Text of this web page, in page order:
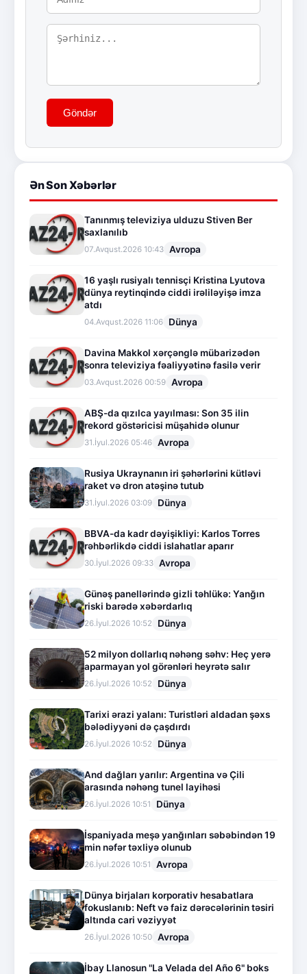
Göndər
Ən Son Xəbərlər
Tanınmış televiziya ulduzu Stiven Ber
saxlanılıb
07.Avqust.2026 10:43 Avropa
16 yaşlı rusiyalı tennisçi Kristina Lyutova
dünya reytinqində ciddi irəliləyişə imza
atdı
04.Avqust.2026 11:06 Dünya
Davina Makkol xərçənglə mübarizədən
sonra televiziya fəaliyyətinə fasilə verir
03.Avqust.2026 00:59 Avropa
ABŞ-da qızılca yayılması: Son 35 ilin
rekord göstəricisi müşahidə olunur
31.İyul.2026 05:46 Avropa
Rusiya Ukraynanın iri şəhərlərini kütləvi
raket və dron atəşinə tutub
31.İyul.2026 03:09 Dünya
BBVA-da kadr dəyişikliyi: Karlos Torres
rəhbərlikdə ciddi islahatlar aparır
30.İyul.2026 09:33 Avropa
Günəş panellərində gizli təhlükə: Yanğın
riski barədə xəbərdarlıq
26.İyul.2026 10:52 Dünya
52 milyon dollarlıq nəhəng səhv: Heç yerə
aparmayan yol görənləri heyrətə salır
26.İyul.2026 10:52 Dünya
Tarixi ərazi yalanı: Turistləri aldadan şəxs
bələdiyyəni də çaşdırdı
26.İyul.2026 10:52 Dünya
And dağları yarılır: Argentina və Çili
arasında nəhəng tunel layihəsi
26.İyul.2026 10:51 Dünya
İspaniyada meşə yanğınları səbəbindən 19
min nəfər təxliyə olunub
26.İyul.2026 10:51 Avropa
Dünya birjaları korporativ hesabatlara
fokuslanıb: Neft və faiz dərəcələrinin təsiri
altında cari vəziyyət
26.İyul.2026 10:50 Avropa
İbay Llanosun "La Velada del Año 6" boks